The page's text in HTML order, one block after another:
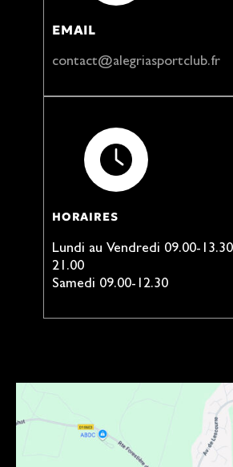
EMAIL
contact@alegriasportclub.fr
HORAIRES
Lundi au Vendredi 09.00-
21.00
Samedi 09.00-12.30